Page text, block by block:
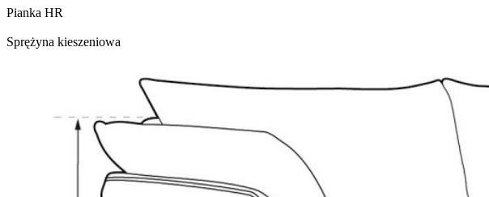
Pianka HR
Sprężyna kieszeniowa